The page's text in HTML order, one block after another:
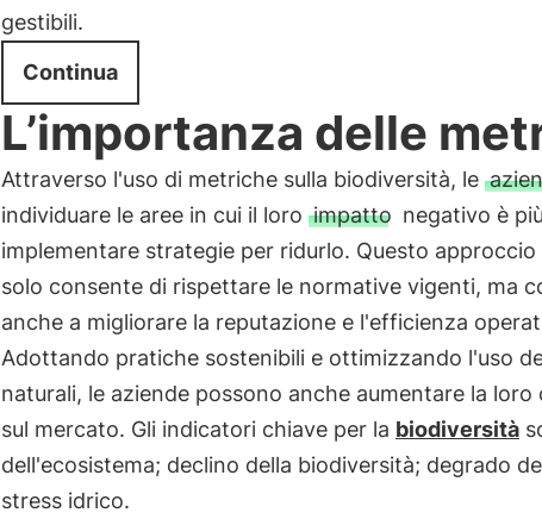
gestibili.
Continua
L’importanza delle
Attraverso l'uso di metriche sulla biodiversità, le
individuare le aree in cui il loro impatto negativo è
implementare strategie per ridurlo. Questo
solo consente di rispettare le normative vigenti, ma
anche a migliorare la reputazione e l'efficienza
Adottando pratiche sostenibili e ottimizzando l'uso
naturali, le aziende possono anche aumentare la
sul mercato. Gli indicatori chiave per la biodiversità
dell'ecosistema; declino della biodiversità; degrado
stress idrico.